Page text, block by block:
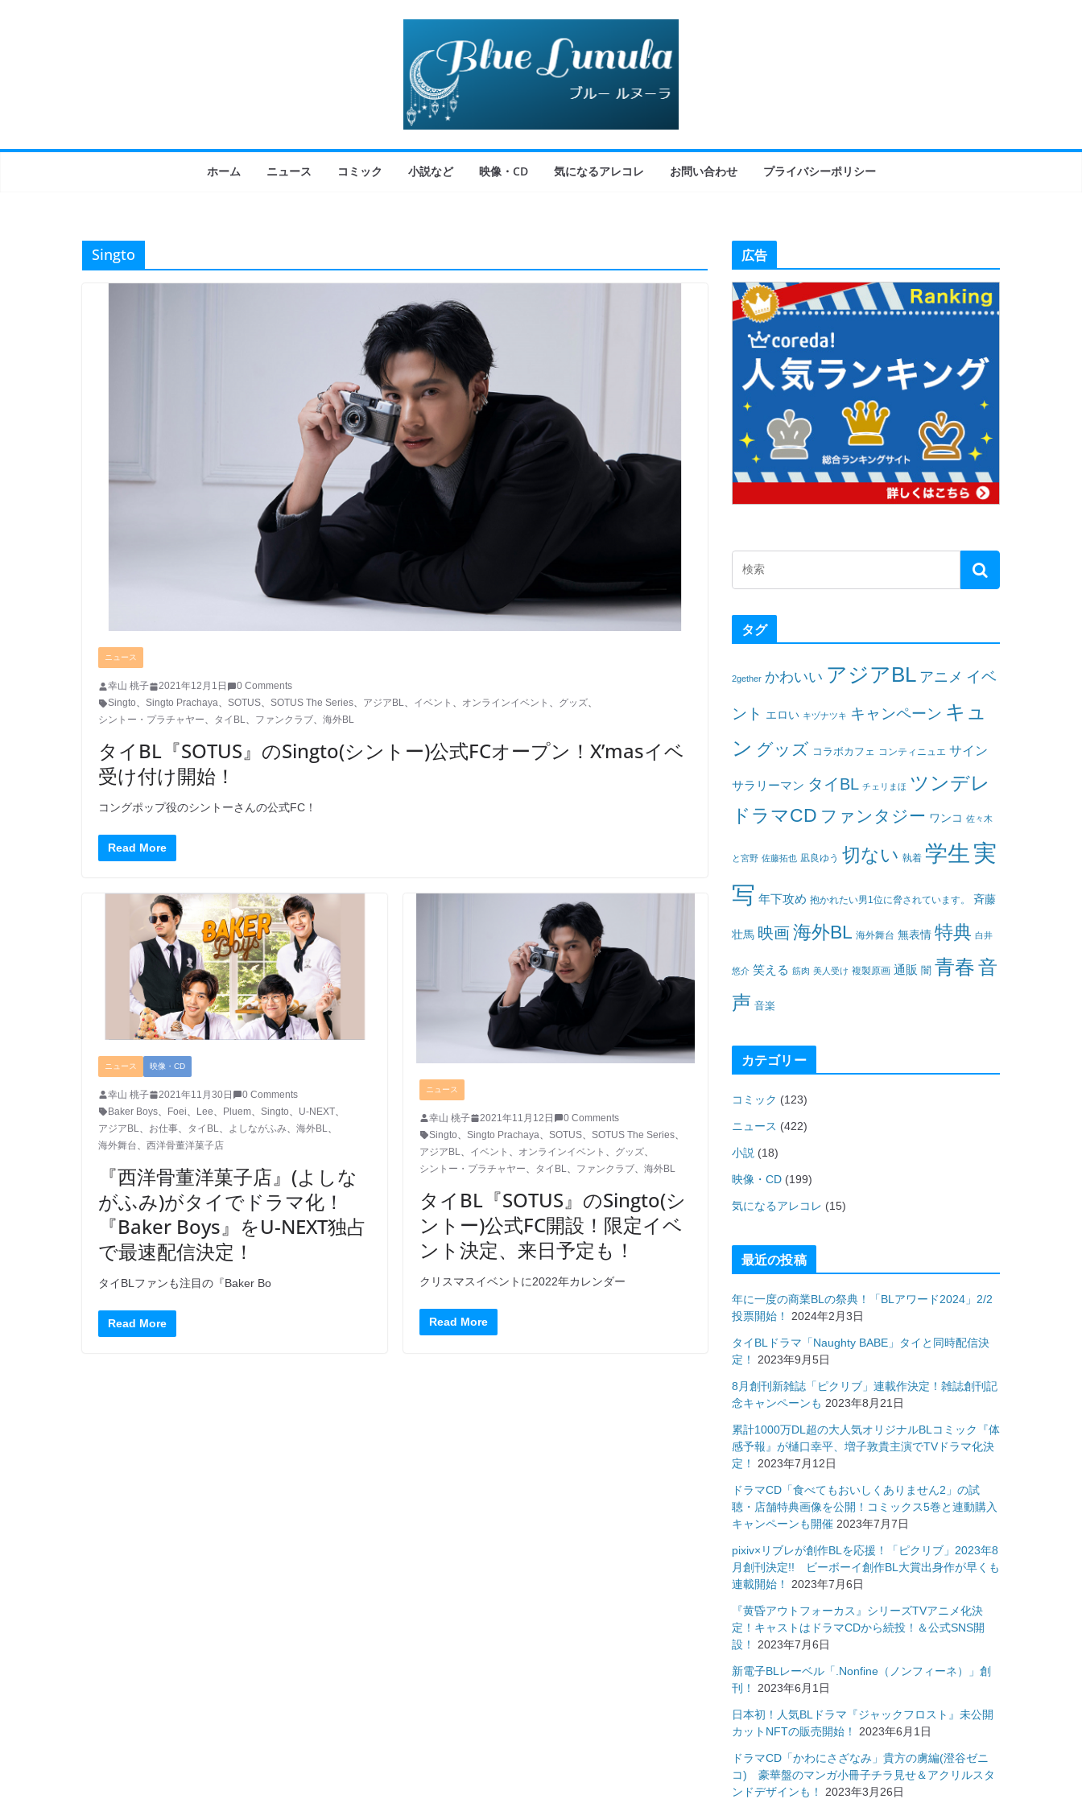
ホーム ニュース コミック 小説など 映像・CD 気になるアレコレ お問い合わせ プライバシーポリシー
Singto
ニュース
幸山 桃子 2021年12月1日
0 Comments
Singto、 Singto Prachaya、 SOTUS、 SOTUS The Series、 アジアBL、 イベント 、 オンラインイベント 、 グッズ、
シントー・プラチャヤー、 タイBL、 ファンクラブ、 海外BL
タイBL『SOTUS』のSingto(シントー)公式FCオープン！X’masイベ
受け付け開始！
コングポップ役のシントーさんの公式FC！
Read More
ニュース 映像・CD
幸山 桃子 2021年11月30日
0 Comments
Baker Boys
Foei Lee Pluem Singto U-NEXT
アジアBL
お仕事 タイBL よしながふみ 海外BL
海外舞台
西洋骨董洋菓子店
『西洋骨董洋菓子店』(よしな
がふみ)がタイでドラマ化！
『Baker Boys』をU-NEXT独占
で最速配信決定！
タイBLファンも注目の『Baker Bo
Read More
ニュース
幸山 桃子 2021年11月12日
0 Comments
Singto
Singto Prachaya SOTUS、 SOTUS The Series、
アジアBL
イベント オンラインイベント グッズ、
シントー・プラチャヤー
タイBL ファンクラブ、 海外BL
タイBL『SOTUS』のSingto(シ
ントー)公式FC開設！限定イベ
ント決定、来日予定も！
クリスマスイベントに2022年カレンダー
Read More
広告
タグ
2gether かわいい アジアBL アニメ イベ
ント エロい キヅナツキ キャンペーン キュ
ン グッズ コラボカフェ コンティニュエ サイン
サラリーマン タイBL チェリまほ ツンデレ
ドラマCD ファンタジー ワンコ 佐々木
と宮野 佐藤拓也 凪良ゆう 切ない 執着 学生 実
写 年下攻め 抱かれたい男1位に脅されています。 斉藤
壮馬 映画海外BL 海外舞台 無表情 特典 白井
悠介 笑える 筋肉 美人受け 複製原画 通販 闇 青春音
声 音楽
カテゴリー
コミック (123)
ニュース (422)
小説 (18)
映像・CD (199)
気になるアレコレ (15)
最近の投稿
年に一度の商業BLの祭典！「BLアワード2024」2/2
投票開始！
2024年2月3日
タイBLドラマ「Naughty BABE」タイと同時配信決
定！
2023年9月5日
8月創刊新雑誌「ピクリブ」連載作決定！雑誌創刊記
念キャンペーンも 2023年8月21日
累計1000万DL超の大人気オリジナルBLコミック『体
感予報』が樋口幸平、増子敦貴主演でTVドラマ化決
定！
2023年7月12日
ドラマCD「食べてもおいしくありません2」の試
聴・店舗特典画像を公開！コミックス5巻と連動購入
キャンペーンも開催 2023年7月7日
pixiv×リブレが創作BLを応援！「ピクリブ」2023年8
月創刊決定!! ビーボーイ創作BL大賞出身作が早くも
連載開始！
2023年7月6日
『黄昏アウトフォーカス』シリーズTVアニメ化決
定！キャストはドラマCDから続投！＆公式SNS開
設！
2023年7月6日
新電子BLレーベル「.Nonfine（ノンフィーネ）」創
刊！
2023年6月1日
日本初！人気BLドラマ『ジャックフロスト』未公開
カットNFTの販売開始！
2023年6月1日
ドラマCD「かわにさざなみ」貴方の虜編(澄谷ゼニ
コ) 豪華盤のマンガ小冊子チラ見せ＆アクリルスタ
ンドデザインも！
2023年3月26日